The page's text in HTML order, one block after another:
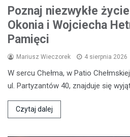
Poznaj niezwykłe
Okonia i Wojciecha
Pamięci
Mariusz Wieczorek 4 sierpnia 2026
W sercu Chełma, w Patio
ul. Partyzantów 40, znajduje się
Czytaj dalej